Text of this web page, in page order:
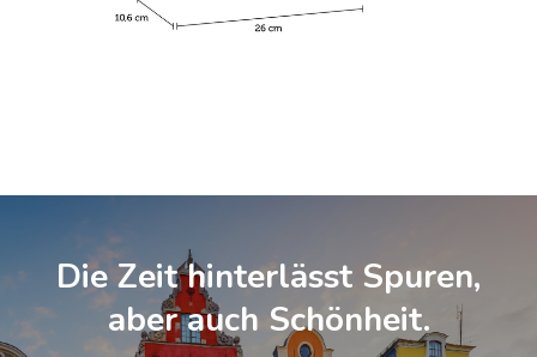
Die Zeit hinterlässt Spuren,
aber auch Schönheit.